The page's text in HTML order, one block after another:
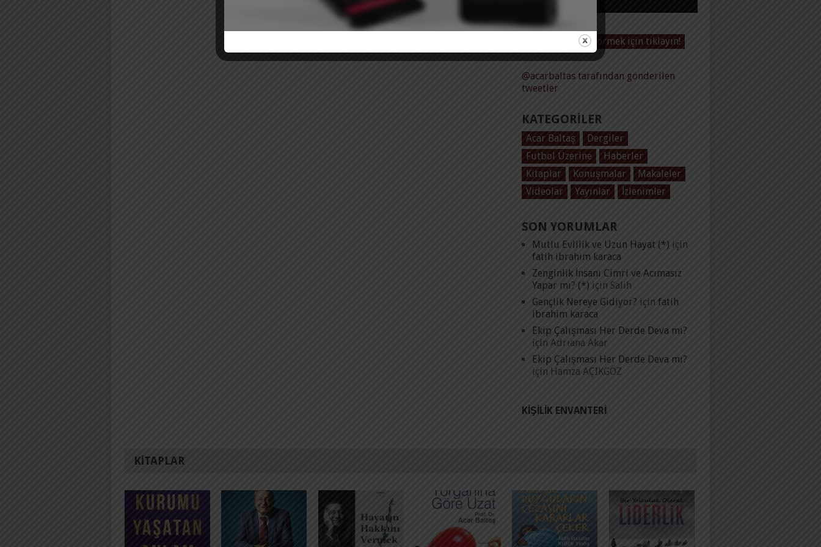
Tüm Videoları görmek için tıklayın!
@acarbaltas tarafından gönderilen
tweetler
KATEGORILER
Acar Baltaş
Dergiler
Futbol Üzerine
Haberler
Kitaplar
Konuşmalar
Makaleler
Videolar
Yayınlar İzlenimler
SON YORUMLAR
Mutlu Evlilik ve Uzun Hayat (*) için
fatih ibrahim karaca
Zenginlik İnsanı Cimri ve Acımasız
Yapar mı? (*) için Salih
Gençlik Nereye Gidiyor? içinfatih
ibrahim karaca
Ekip Çalışması Her Derde Deva mı?
için Adrıana Akar
Ekip Çalışması Her Derde Deva mı?
için Hamza AÇIKGÖZ
KIŞILIK ENVANTERI
KITAPLAR